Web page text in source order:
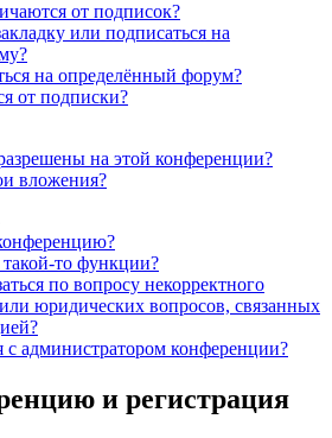
от подписок?
или подписаться на
на определённый форум?
от подписки?
на этой конференции?
вложения?
то функции?
по вопросу некорректного
юридических вопросов, связанных
с администратором конференции?
и регистрация